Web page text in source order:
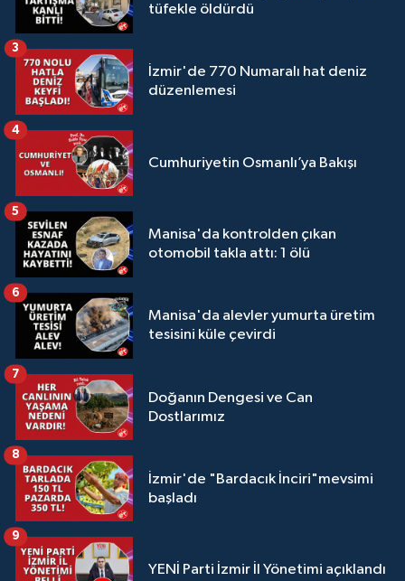
tüfekle öldürdü
İzmir'de 770 Numaralı hat deniz
düzenlemesi
3
Cumhuriyetin Osmanlı’ya Bakışı
4
Manisa'da kontrolden çıkan
otomobil takla attı: 1 ölü
5
Manisa'da alevler yumurta üretim
tesisini küle çevirdi
6
Doğanın Dengesi ve Can
Dostlarımız
7
İzmir'de "Bardacık İnciri"mevsimi
başladı
8
YENİ Parti İzmir İl Yönetimi açıklandı
9